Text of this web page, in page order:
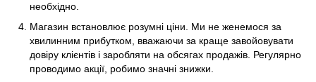
необхідно.
Магазин встановлює розумні ціни. Ми не женемося за
хвилинним прибутком, вважаючи за краще завойовувати
довіру клієнтів і заробляти на обсягах продажів. Регулярно
проводимо акції, робимо значні знижки.